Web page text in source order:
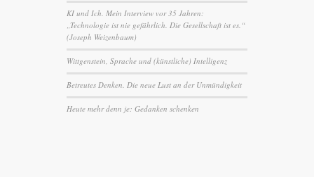
KI und Ich. Mein Interview vor 35 Jahren:
„Technologie ist nie gefährlich. Die Gesellschaft ist es.“
(Joseph Weizenbaum)
Wittgenstein, Sprache und (künstliche) Intelligenz
Betreutes Denken. Die neue Lust an der Unmündigkeit
Heute mehr denn je: Gedanken schenken